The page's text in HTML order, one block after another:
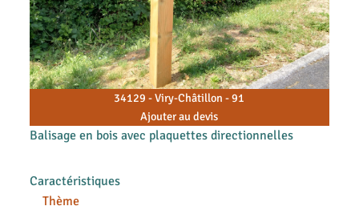
34129 - Viry-Châtillon - 91
Ajouter au devis
Balisage en bois avec plaquettes directionnelles
Caractéristiques
Thème